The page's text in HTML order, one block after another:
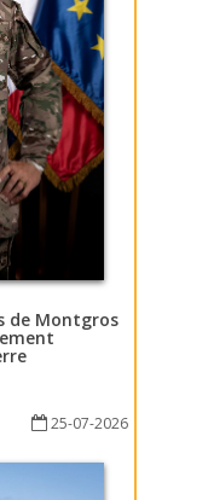
de Montgros
25-07-2026